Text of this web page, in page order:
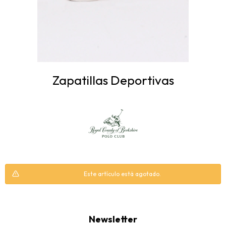
Zapatillas Deportivas
Este artículo está agotado.
Newsletter